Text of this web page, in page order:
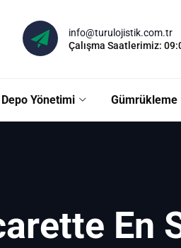
info@turulojistik.com.tr
Çalışma Saatlerimiz:
Depo Yönetimi Gümrükleme
En